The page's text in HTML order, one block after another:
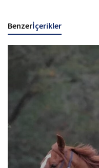
Benzerİçerikler